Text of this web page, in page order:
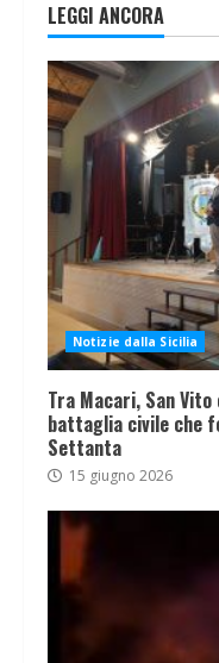
LEGGI ANCORA
Notizie dalla Sicilia
Tra Macari, San
battaglia civile che
Settanta
15 giugno 2026